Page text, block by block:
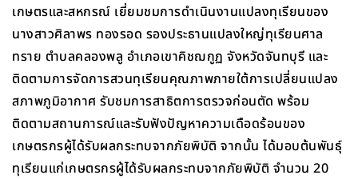
เกษตรและสหกรณ์ เยี่ยมชมการดำเนินงานแปลงทุเรียนของ
นางสาวศิลาพร ทองรอด รองประธานแปลงใหญ่ทุเรียนศาล
ทราย ตำบลคลองพลู อำเภอเขาคิชฌกูฏ จังหวัดจันทบุรี และ
ติดตามการจัดการสวนทุเรียนคุณภาพภายใต้การเปลี่ยนแปลง
สภาพภูมิอากาศ รับชมการสาธิตการตรวจก่อนตัด พร้อม
ติดตามสถานการณ์และรับฟังปัญหาความเดือดร้อนของ
เกษตรกรผู้ได้รับผลกระทบจากภัยพิบัติ จากนั้น ได้มอบต้นพันธุ์
ทุเรียนแก่เกษตรกรผู้ได้รับผลกระทบจากภัยพิบัติ จำนวน 20